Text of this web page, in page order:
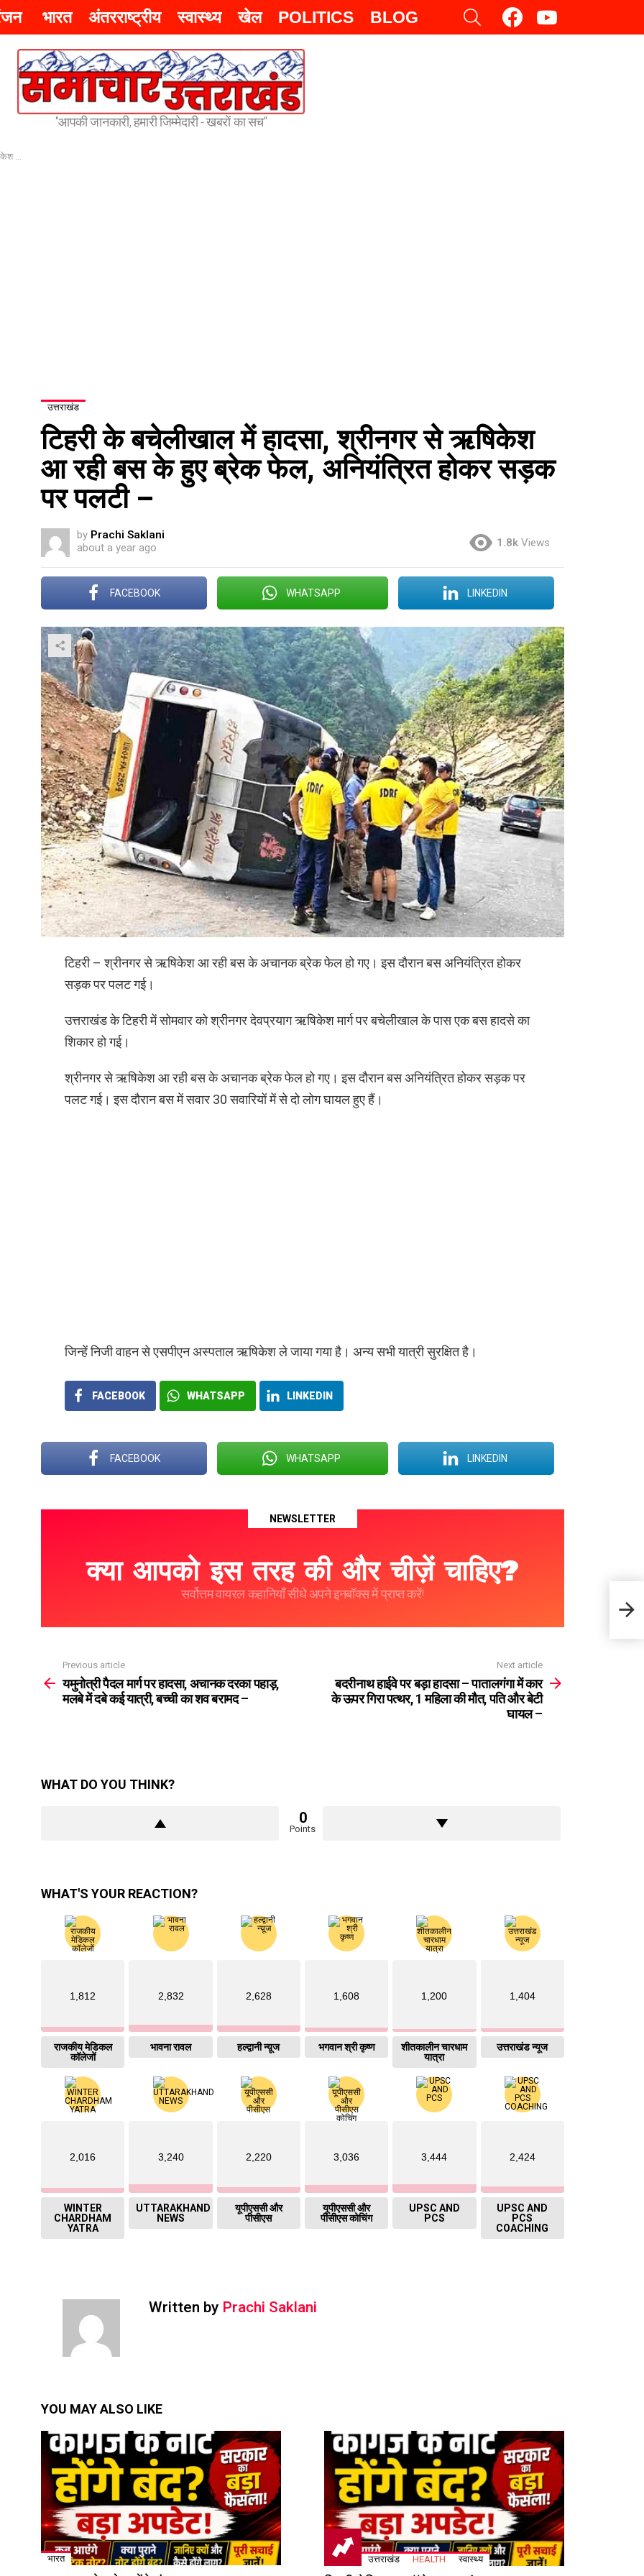
भारत अंतरराष्ट्रीय स्वास्थ्य खेल POLITICS BLOG SEARCH
"आपकी जानकारी, हमारी जिम्मेदारी - खबरों का सच"
पलटी –
उत्तराखंड
टिहरी के बचेलीखाल में हादसा, श्रीनगर से ऋषिकेश
आ रही बस के हुए ब्रेक फेल, अनियंत्रित होकर सड़क
पर पलटी –
by Prachi Saklani
about a year ago
1.8k Views
FACEBOOK WHATSAPP LINKEDIN
टिहरी – श्रीनगर से ऋषिकेश आ रही बस के अचानक ब्रेक फेल हो गए। इस दौरान बस अनियंत्रित होकर
सड़क पर पलट गई।
उत्तराखंड के टिहरी में सोमवार को श्रीनगर देवप्रयाग ऋषिकेश मार्ग पर बचेलीखाल के पास एक बस हादसे का
शिकार हो गई।
श्रीनगर से ऋषिकेश आ रही बस के अचानक ब्रेक फेल हो गए। इस दौरान बस अनियंत्रित होकर सड़क पर
पलट गई। इस दौरान बस में सवार 30 सवारियों में से दो लोग घायल हुए हैं।
जिन्हें निजी वाहन से एसपीएन अस्पताल ऋषिकेश ले जाया गया है। अन्य सभी यात्री सुरक्षित है।
FACEBOOK WHATSAPP LINKEDIN
FACEBOOK WHATSAPP LINKEDIN
NEWSLETTER
क्या आपको इस तरह की और चीज़ें चाहिए?
सर्वोत्तम वायरल कहानियाँ सीधे अपने इनबॉक्स में प्राप्त करें!
more
Previous article
यमुनोत्री पैदल मार्ग पर हादसा, अचानक दरका पहाड़,
मलबे में दबे कई यात्री, बच्ची का शव बरामद –
Next article
बदरीनाथ हाईवे पर बड़ा हादसा – पातालगंगा में कार
के ऊपर गिरा पत्थर, 1 महिला की मौत, पति और बेटी
घायल –
WHAT DO YOU THINK?
0
Points
WHAT'S YOUR REACTION?
1,812
राजकीय मेडिकल
कॉलेजों
2,832
भावना रावल
2,628
हल्द्वानी न्य़ूज
1,608
भगवान श्री कृष्ण
1,200
शीतकालीन चारधाम
यात्रा
1,404
उत्तराखंड न्यूज
2,016
WINTER
CHARDHAM
YATRA
3,240
UTTARAKHAND
NEWS
2,220
यूपीएससी और
पीसीएस
3,036
यूपीएससी और
पीसीएस कोचिंग
3,444
UPSC AND
PCS
2,424
UPSC AND
PCS
COACHING
Written by Prachi Saklani
YOU MAY ALSO LIKE
भारत उत्तराखंड HEALTH स्वास्थ्य
गिरा